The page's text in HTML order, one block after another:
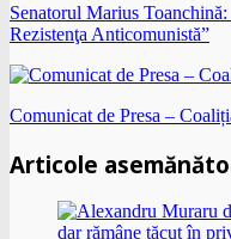
Senatorul Marius
Rezistenţa Anticomunistă”
Comunicat de Presa –
Articole